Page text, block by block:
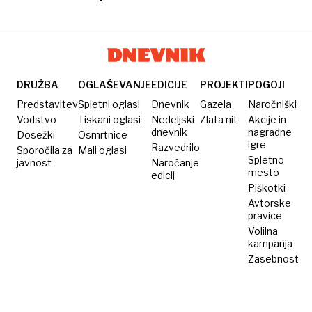
na
ameriško
oporišče
naftni
vojaško
ladjo, ki
je
hotela
prečkati
Hormuško
ožino
se
izteka,
Iranu
grozi z
uničenjem
DRUŽBA
Predstavitev
Vodstvo
Dosežki
Sporočila za
javnost
OGLAŠEVANJE
Spletni oglasi
Tiskani oglasi
Osmrtnice
Mali oglasi
EDICIJE
Dnevnik
Nedeljski
dnevnik
Razvedrilo
Naročanje
edicij
PROJEKTI
Gazela
Zlata nit
POGOJI
Naročniški
Akcije in
nagradne
igre
Spletno
mesto
Piškotki
Avtorske
pravice
Volilna
kampanja
Zasebnost